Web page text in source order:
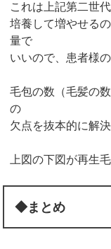
これは上記第二世
培養して増やせる
量で
いいので、患者様
毛包の数（毛髪の
の
欠点を抜本的に解
上図の下図が再生
◆まとめ